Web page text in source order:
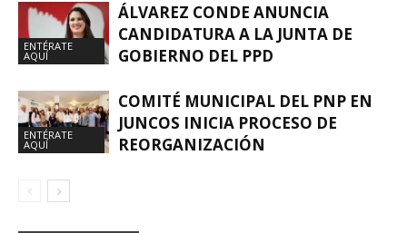
ENTÉRATE
AQUÍ
ÁLVAREZ CONDE ANUNCIA
CANDIDATURA A LA JUNTA DE
GOBIERNO DEL PPD
ENTÉRATE
AQUÍ
COMITÉ MUNICIPAL DEL PNP EN
JUNCOS INICIA PROCESO DE
REORGANIZACIÓN